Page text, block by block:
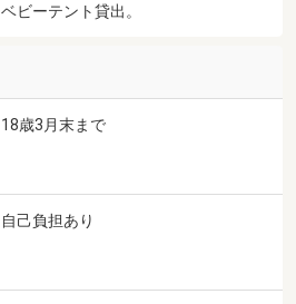
ベビーテント貸出。
18歳3月末まで
自己負担あり